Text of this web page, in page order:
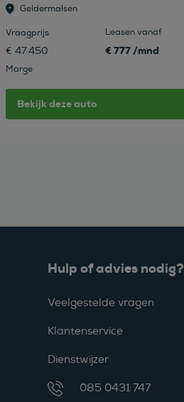
Geldermalsen
Vraagprijs
€ 47.450
Marge
Leasen vanaf
€ 777 /mnd
Bekijk deze auto
Hulp of advies nodig?
Veelgestelde vragen
Klantenservice
Dienstwijzer
085 0431 747